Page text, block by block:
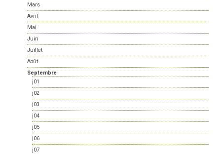
Mars
Avril
Mai
Juin
Juillet
Août
Septembre
j01
j02
j03
j04
j05
j06
j07